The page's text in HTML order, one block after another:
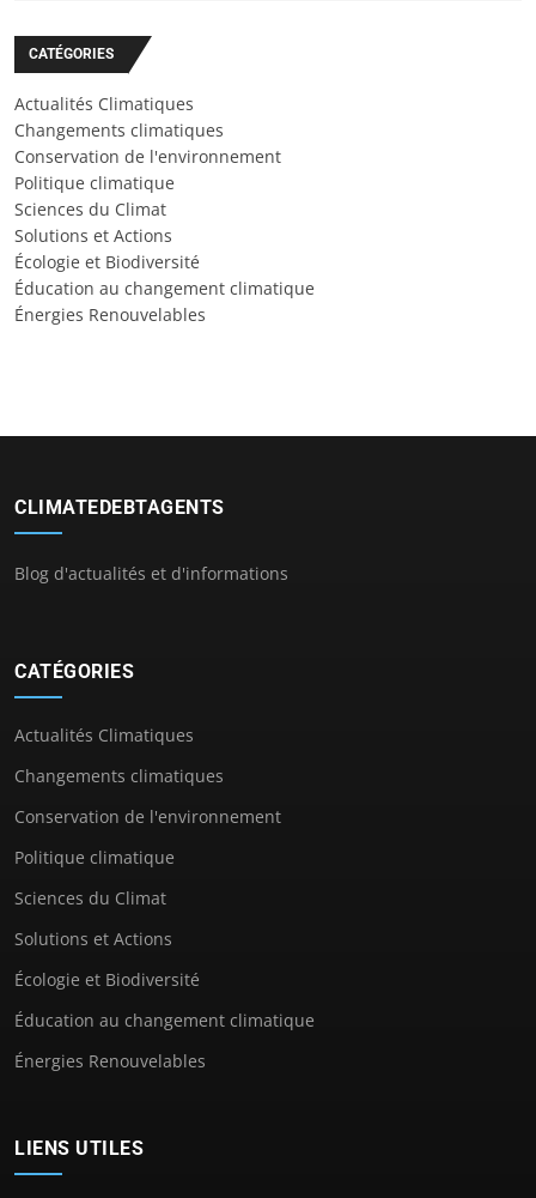
CATÉGORIES
Actualités Climatiques
Changements climatiques
Conservation de l'environnement
Politique climatique
Sciences du Climat
Solutions et Actions
Écologie et Biodiversité
Éducation au changement climatique
Énergies Renouvelables
CLIMATEDEBTAGENTS
Blog d'actualités et d'informations
CATÉGORIES
Actualités Climatiques
Changements climatiques
Conservation de l'environnement
Politique climatique
Sciences du Climat
Solutions et Actions
Écologie et Biodiversité
Éducation au changement climatique
Énergies Renouvelables
LIENS UTILES